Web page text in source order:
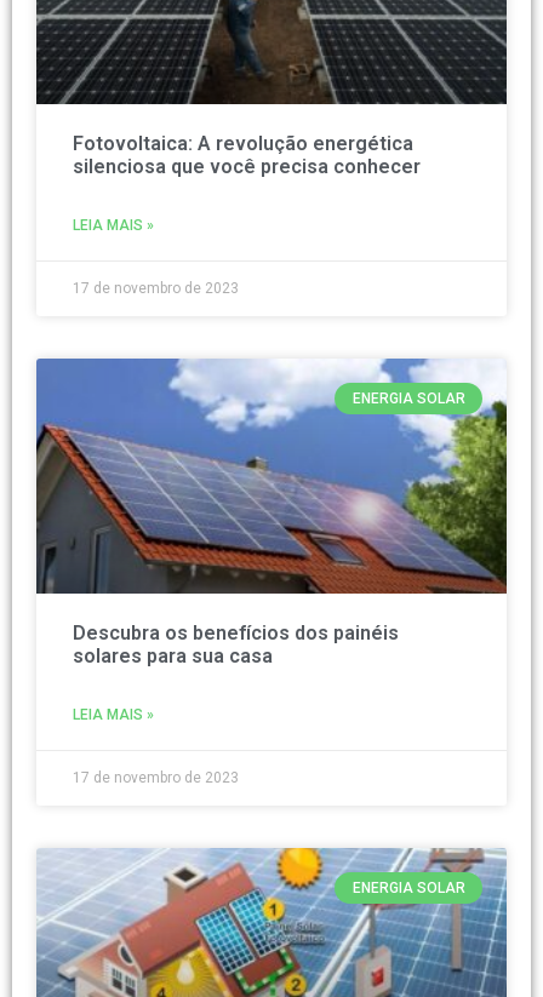
Fotovoltaica: A revolução energética
silenciosa que você precisa conhecer
LEIA MAIS »
17 de novembro de 2023
ENERGIA SOLAR
Descubra os benefícios dos painéis
solares para sua casa
LEIA MAIS »
17 de novembro de 2023
ENERGIA SOLAR